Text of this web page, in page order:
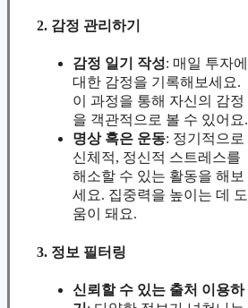
2. 감정 관리하기
감정 일기 작성: 매일 투자에
대한 감정을 기록해보세요.
이 과정을 통해 자신의 감정
을 객관적으로 볼 수 있어요.
명상 혹은 운동: 정기적으로
신체적, 정신적 스트레스를
해소할 수 있는 활동을 해보
세요. 집중력을 높이는 데 도
움이 돼요.
3. 정보 필터링
신뢰할 수 있는 출처 이용하